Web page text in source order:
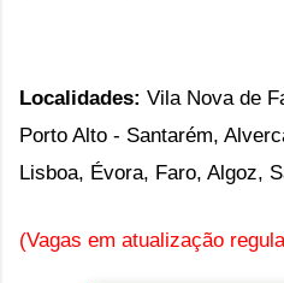
Localidades: Vila Nova de
Porto Alto - Santarém,
Lisboa, Évora, Faro, Algoz,
(Vagas em atualização